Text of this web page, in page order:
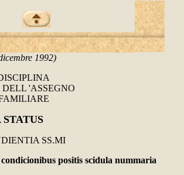
1992)
'ASSEGNO
SS.MI
positis scidula nummaria